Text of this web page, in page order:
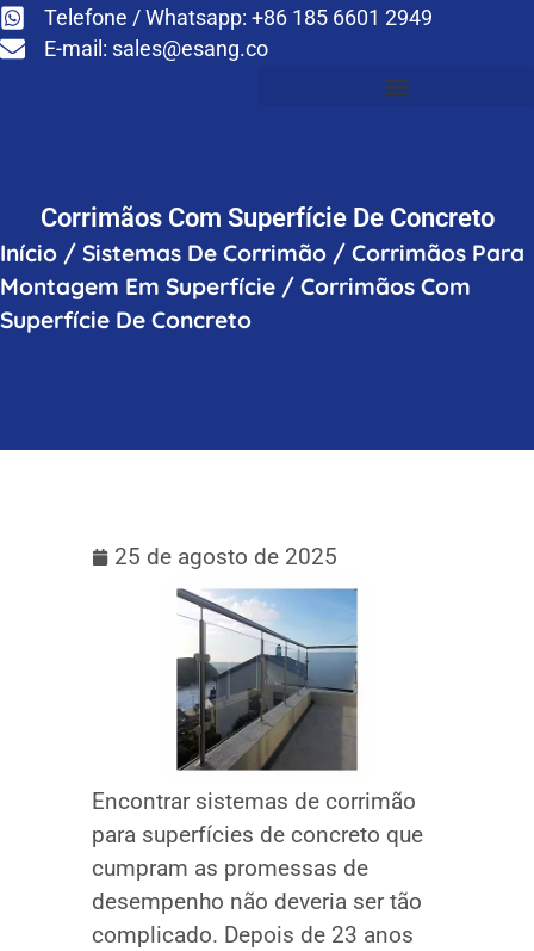
Telefone / Whatsapp: +86 185 6601 2949
E-mail: sales@esang.co
Corrimãos Com Superfície De Concreto
Início / Sistemas De Corrimão / Corrimãos Para
Montagem Em Superfície / Corrimãos Com
Superfície De Concreto
25 de agosto de 2025
Encontrar sistemas de corrimão
para superfícies de concreto que
cumpram as promessas de
desempenho não deveria ser tão
complicado. Depois de 23 anos